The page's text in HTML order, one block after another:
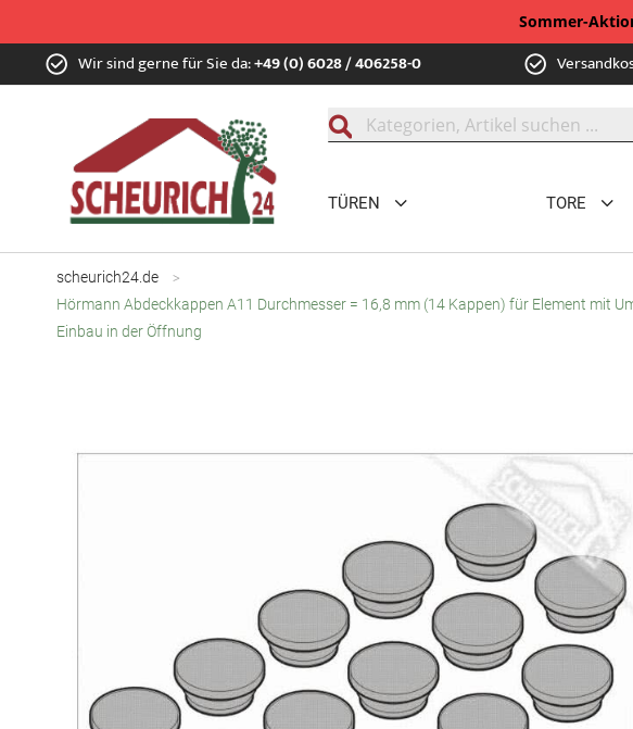
Sommer-
Zum
Inhalt Wir sind gerne für Sie da:+49 (0) 6028 / 406258-0
TÜREN TORE
scheurich24.de
Hörmann Abdeckkappen A11 Durchmesser = 16,8 mm (14 Kappen) für Element mit
Einbau in der Öffnung